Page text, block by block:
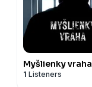
Myšlienky vraha
1 Listeners